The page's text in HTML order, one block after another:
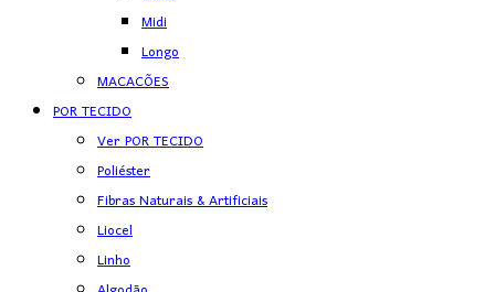
Midi
Longo
MACACÕES
POR TECIDO
Ver POR TECIDO
Poliéster
Fibras Naturais & Artificiais
Liocel
Linho